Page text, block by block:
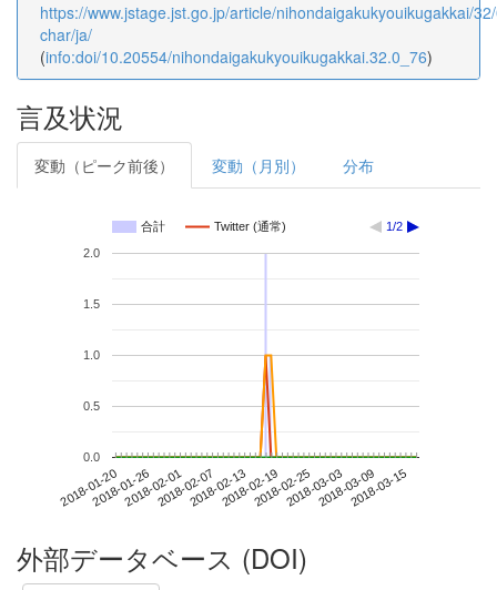
https://www.jstage.jst.go.jp/article/nihondaigakukyouikugakkai/
char/ja/
(info:doi/10.20554/nihondaigakukyouikugakkai.32.0_76)
言及状況
変動（ピーク前後） 変動（月別） 分布
合計 Twitter (通常) 1/2
2018-01-202018-01-262018-02-012018-02-072018-02-132018-02-192018-02-252018-03-032018-03-092018-03-15
0.0
0.5
1.0
1.5
2.0
外部データベース (DOI)